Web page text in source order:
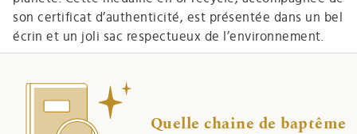
son certificat d’authenticité, est présentée dans un bel
écrin et un joli sac respectueux de l’environnement.
Quelle chaine de baptême